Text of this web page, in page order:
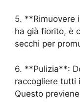
5. **Rimuovere
ha già fiorito, è
secchi per
6. **Pulizia**:
raccogliere tutti
Questo